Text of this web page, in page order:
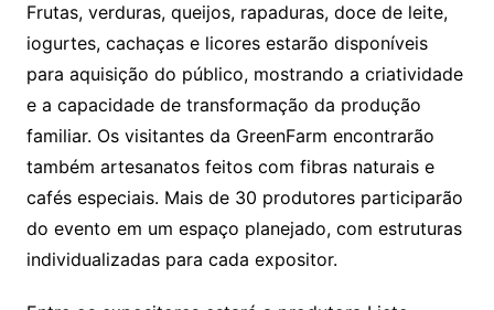
Frutas, verduras, queijos, rapaduras, doce de leite,
iogurtes, cachaças e licores estarão disponíveis
para aquisição do público, mostrando a criatividade
e a capacidade de transformação da produção
familiar. Os visitantes da GreenFarm encontrarão
também artesanatos feitos com fibras naturais e
cafés especiais. Mais de 30 produtores participarão
do evento em um espaço planejado, com estruturas
individualizadas para cada expositor.